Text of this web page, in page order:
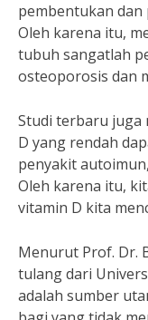
pembentukan dan
Oleh karena itu,
tubuh sangatlah
osteoporosis dan
Studi terbaru juga
D yang rendah
penyakit
Oleh karena itu,
vitamin D kita
Menurut Prof. Dr.
tulang dari
adalah sumber